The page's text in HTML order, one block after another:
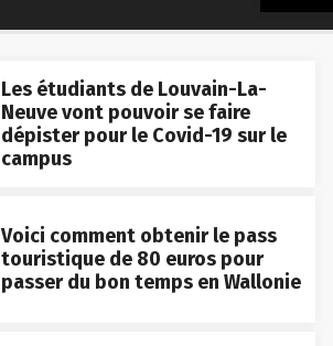
Les étudiants de Louvain-La-
Neuve vont pouvoir se faire
dépister pour le Covid-19 sur le
campus
Voici comment obtenir le pass
touristique de 80 euros pour
passer du bon temps en Wallonie